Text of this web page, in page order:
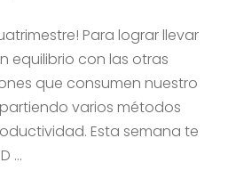
Para lograr llevar
equilibrio con las otras
que consumen nuestro
varios métodos
Esta semana te
…